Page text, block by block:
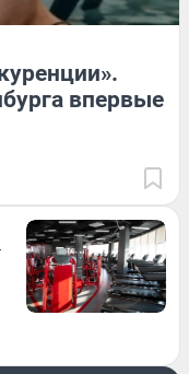
впервые